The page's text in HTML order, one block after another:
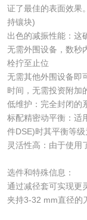
证了最佳的表面效果
持镶块)
出色的减振性能：这
无需外围设备，数秒
栓拧至止位
无需其他外围设备即
时间，无需投资附加
低维护：完全封闭的
标配精密动平衡：适
件DSE)时其平衡等级
灵活性高：由于使用
选件和特殊信息：
通过减径套可实现更
夹持3-32 mm直径的